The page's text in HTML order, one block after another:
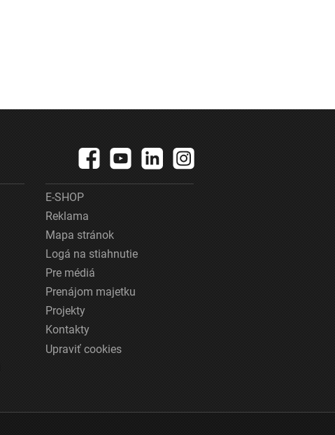
E-SHOP
Reklama
Mapa stránok
Logá na stiahnutie
Pre médiá
Prenájom majetku
Projekty
Kontakty
Upraviť cookies